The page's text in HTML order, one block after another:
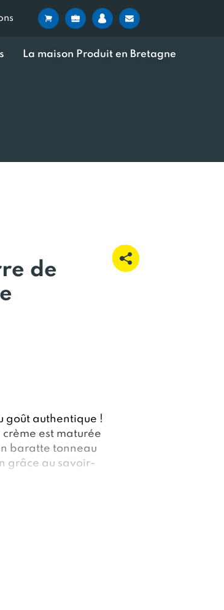
La maison Produit en Bretagne
de
goût authentique !
crème est maturée
baratte tonneau
grâce au savoir-